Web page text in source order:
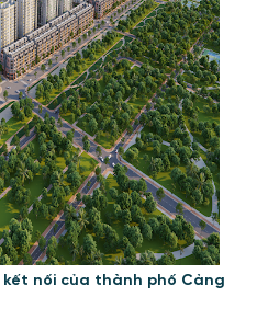
nối của thành phố Cảng